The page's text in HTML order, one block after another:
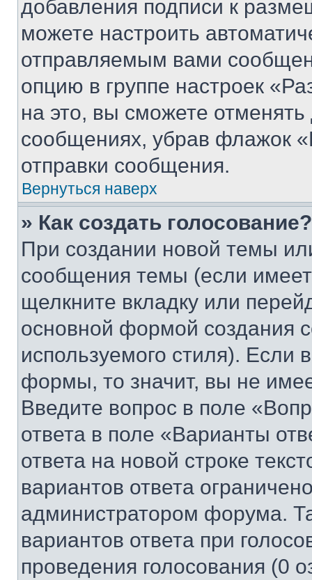
добавления подписи к
можете настроить
отправляемым вами
опцию в группе настроек
на это, вы сможете
сообщениях, убрав флажок
отправки сообщения.
Вернуться наверх
» Как создать голосование?
При создании новой темы
сообщения темы (если
щелкните вкладку или
основной формой создания
используемого стиля). Если
формы, то значит, вы не
Введите вопрос в поле
ответа в поле «Варианты
ответа на новой строке
вариантов ответа
администратором форума.
вариантов ответа при
проведения голосования (0